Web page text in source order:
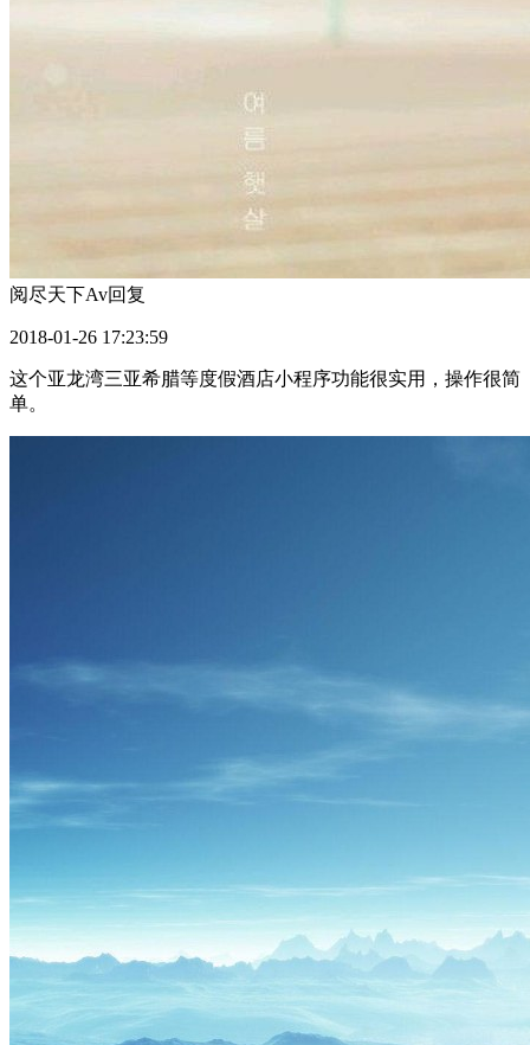
阅尽天下Av回复
2018-01-26 17:23:59
这个亚龙湾三亚希腊等度假酒店小程序功能很实用，操作很简
单。